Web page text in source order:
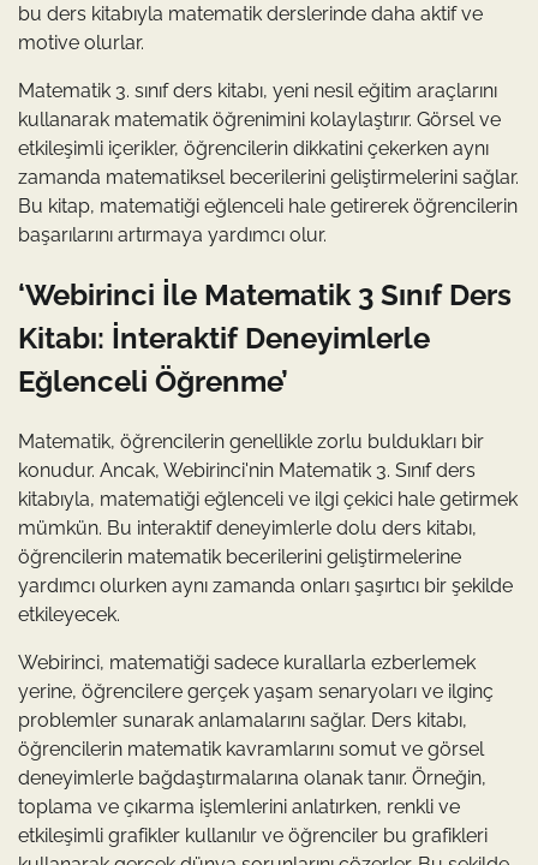
bu ders kitabıyla matematik derslerinde daha aktif ve
motive olurlar.
Matematik 3. sınıf ders kitabı, yeni nesil eğitim araçlarını
kullanarak matematik öğrenimini kolaylaştırır. Görsel ve
etkileşimli içerikler, öğrencilerin dikkatini çekerken aynı
zamanda matematiksel becerilerini geliştirmelerini sağlar.
Bu kitap, matematiği eğlenceli hale getirerek öğrencilerin
başarılarını artırmaya yardımcı olur.
‘Webirinci İle Matematik 3 Sınıf Ders
Kitabı: İnteraktif Deneyimlerle
Eğlenceli Öğrenme’
Matematik, öğrencilerin genellikle zorlu buldukları bir
konudur. Ancak, Webirinci'nin Matematik 3. Sınıf ders
kitabıyla, matematiği eğlenceli ve ilgi çekici hale getirmek
mümkün. Bu interaktif deneyimlerle dolu ders kitabı,
öğrencilerin matematik becerilerini geliştirmelerine
yardımcı olurken aynı zamanda onları şaşırtıcı bir şekilde
etkileyecek.
Webirinci, matematiği sadece kurallarla ezberlemek
yerine, öğrencilere gerçek yaşam senaryoları ve ilginç
problemler sunarak anlamalarını sağlar. Ders kitabı,
öğrencilerin matematik kavramlarını somut ve görsel
deneyimlerle bağdaştırmalarına olanak tanır. Örneğin,
toplama ve çıkarma işlemlerini anlatırken, renkli ve
etkileşimli grafikler kullanılır ve öğrenciler bu grafikleri